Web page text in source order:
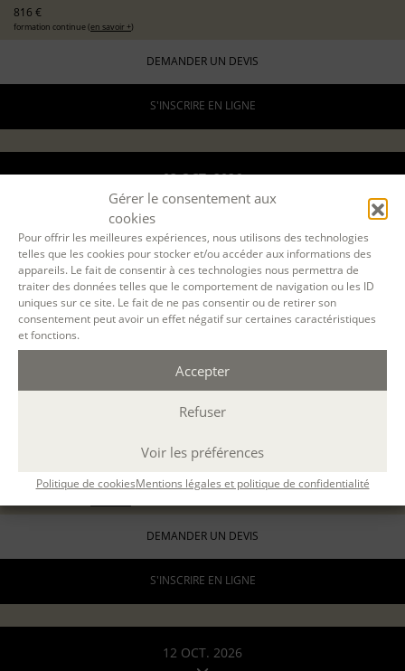
Gérer le consentement aux
cookies
Pour offrir les meilleures expériences, nous utilisons des technologies
telles que les cookies pour stocker et/ou accéder aux informations des
appareils. Le fait de consentir à ces technologies nous permettra de
traiter des données telles que le comportement de navigation ou les ID
uniques sur ce site. Le fait de ne pas consentir ou de retirer son
consentement peut avoir un effet négatif sur certaines caractéristiques
et fonctions.
Accepter
Refuser
Voir les préférences
Politique de cookiesMentions légales et politique de confidentialité
816 €
formation continue (en savoir +)
DEMANDER UN DEVIS
S'INSCRIRE EN LIGNE
03 OCT. 2026
LYON
présentiel
4 samedis en journée
10h-13h / 14h-17h
24 h.
LE PARCOURS - MODULE 1 : OSER ÉCRIRE
03 oct 2026, 17 oct 2026, 21 nov 2026, 12 déc 2026
816 €
DEMANDER UN DEVIS
S'INSCRIRE EN LIGNE
12 OCT. 2026